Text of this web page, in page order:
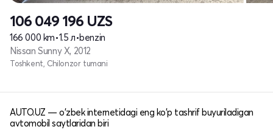
106 049 196 UZS
166 000 km•1.5 л•benzin
Nissan Sunny X, 2012
Toshkent, Chilonzor tumani
AUTO.UZ — o'zbek internetidagi eng ko'p tashrif buyuriladigan
avtomobil saytlaridan biri